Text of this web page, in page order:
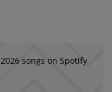
2026 songs on Spotify